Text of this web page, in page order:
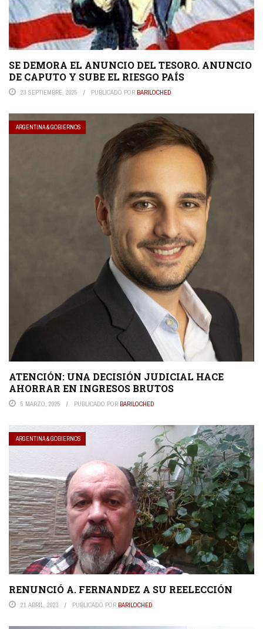
SE DEMORA EL ANUNCIO DEL TESORO. ANUNCIO
DE CAPUTO Y SUBE EL RIESGO PAÍS
23 SEPTIEMBRE, 2025 PUBLICADO POR BARILOCHED
ARGENTINA & GOBIERNOS
ATENCIÓN: UNA DECISIÓN JUDICIAL HACE
AHORRAR EN INGRESOS BRUTOS
5 MARZO, 2025 PUBLICADO POR BARILOCHED
ARGENTINA & GOBIERNOS
RENUNCIÓ A. FERNANDEZ A SU REELECCIÓN
21 ABRIL, 2023 PUBLICADO POR BARILOCHED